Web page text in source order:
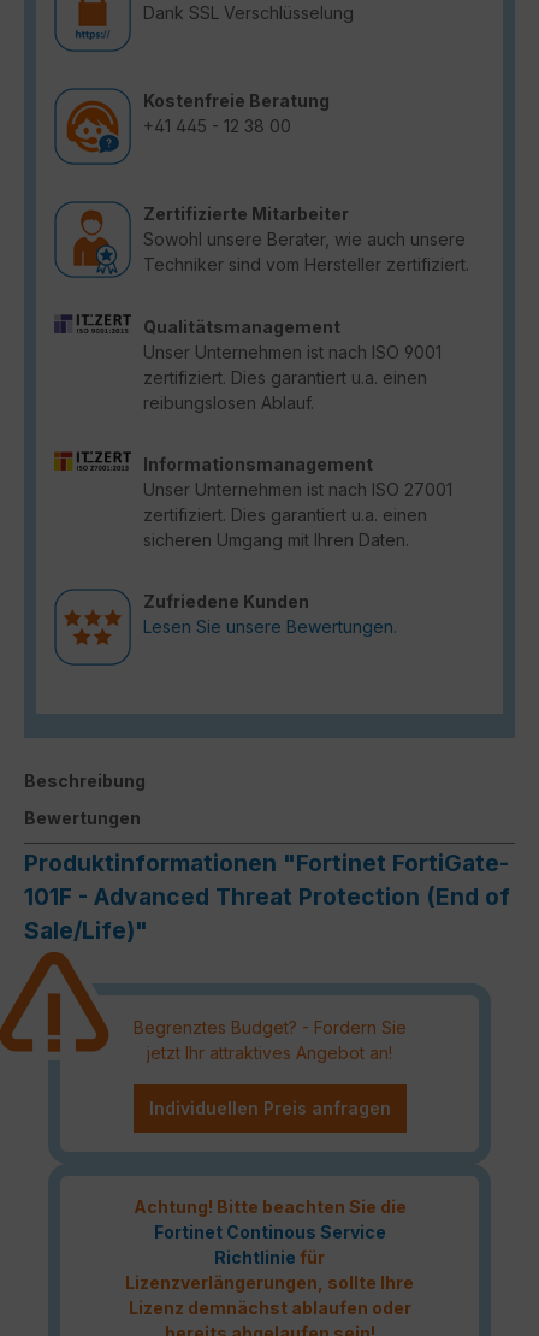
Dank SSL Verschlüsselung
Kostenfreie Beratung
+41 445 - 12 38 00
Zertifizierte Mitarbeiter
Sowohl unsere Berater, wie auch unsere
Techniker sind vom Hersteller zertifiziert.
Qualitätsmanagement
Unser Unternehmen ist nach ISO 9001
zertifiziert. Dies garantiert u.a. einen
reibungslosen Ablauf.
Informationsmanagement
Unser Unternehmen ist nach ISO 27001
zertifiziert. Dies garantiert u.a. einen
sicheren Umgang mit Ihren Daten.
Zufriedene Kunden
Lesen Sie unsere Bewertungen.
Beschreibung
Bewertungen
Produktinformationen "Fortinet FortiGate-
101F - Advanced Threat Protection (End of
Sale/Life)"
Begrenztes Budget? - Fordern Sie
jetzt Ihr attraktives Angebot an!
Individuellen Preis anfragen
Achtung! Bitte beachten Sie die
Fortinet Continous Service
Richtlinie für
Lizenzverlängerungen, sollte Ihre
Lizenz demnächst ablaufen oder